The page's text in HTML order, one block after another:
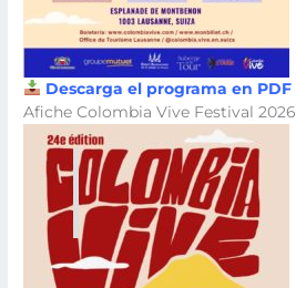
Descarga el programa en PDF
Afiche Colombia Vive Festival 2026